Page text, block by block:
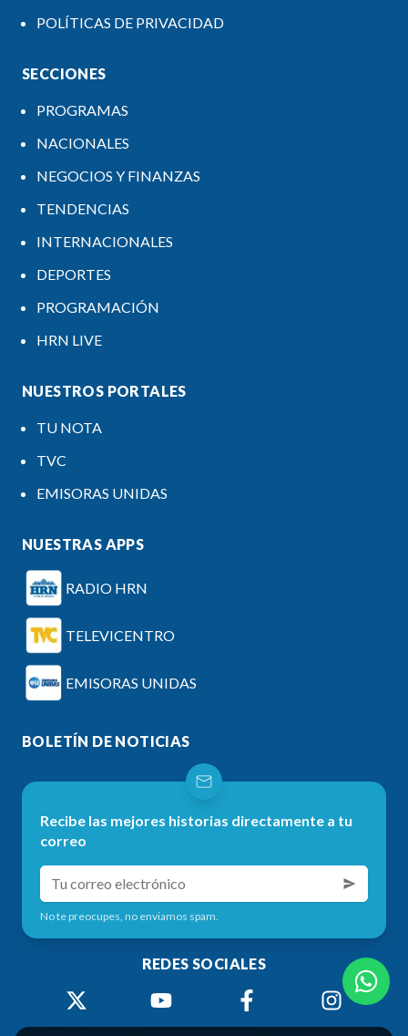
POLÍTICAS DE PRIVACIDAD
SECCIONES
PROGRAMAS
NACIONALES
NEGOCIOS Y FINANZAS
TENDENCIAS
INTERNACIONALES
DEPORTES
PROGRAMACIÓN
HRN LIVE
NUESTROS PORTALES
TU NOTA
TVC
EMISORAS UNIDAS
NUESTRAS APPS
RADIO HRN
TELEVICENTRO
EMISORAS UNIDAS
BOLETÍN DE NOTICIAS
Recibe las mejores historias directamente a tu
correo
No te preocupes, no enviamos spam.
REDES SOCIALES